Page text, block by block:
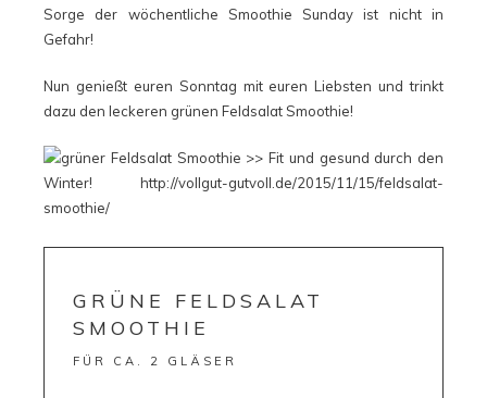
Sorge der wöchentliche Smoothie Sunday ist nicht in
Gefahr!
Nun genießt euren Sonntag mit euren Liebsten und trinkt
dazu den leckeren grünen Feldsalat Smoothie!
GRÜNE FELDSALAT
SMOOTHIE
FÜR CA. 2 GLÄSER